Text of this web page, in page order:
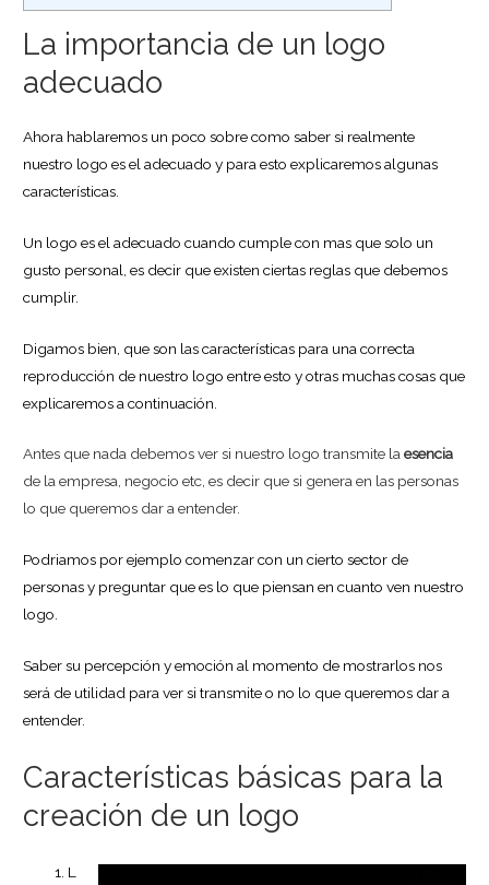
La importancia de un logo
adecuado
Ahora hablaremos un poco sobre como saber si realmente
nuestro logo es el adecuado y para esto explicaremos algunas
características.
Un logo es el adecuado cuando cumple con mas que solo un
gusto personal, es decir que existen ciertas reglas que debemos
cumplir.
Digamos bien, que son las características para una correcta
reproducción de nuestro logo entre esto y otras muchas cosas que
explicaremos a continuación.
Antes que nada debemos ver si nuestro logo transmite laesencia
de la empresa, negocio etc, es decir que si genera en las personas
lo que queremos dar a entender.
Podriamos por ejemplo comenzar con un cierto sector de
personas y preguntar que es lo que piensan en cuanto ven nuestro
logo.
Saber su percepción y emoción al momento de mostrarlos nos
será de utilidad para ver si transmite o no lo que queremos dar a
entender.
Características básicas para la
creación de un logo
L